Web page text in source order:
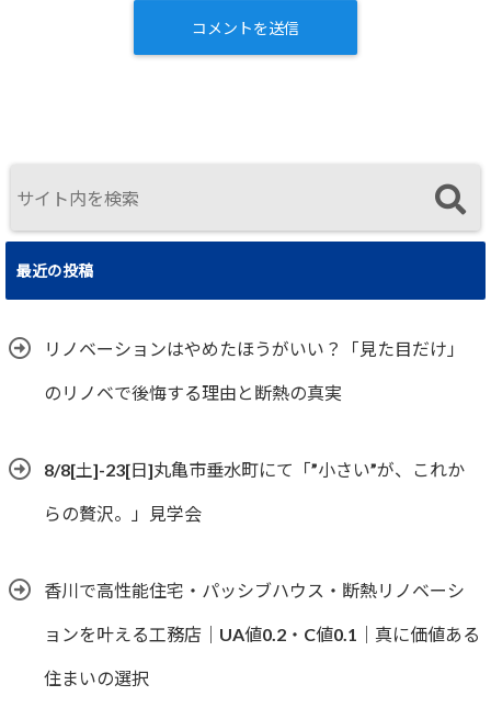
最近の投稿
リノベーションはやめたほうがいい？「見た目だけ」
のリノベで後悔する理由と断熱の真実
8/8[土]-23[日]丸亀市垂水町にて「”小さい”が、これか
らの贅沢。」見学会
香川で高性能住宅・パッシブハウス・断熱リノベーシ
ョンを叶える工務店｜UA値0.2・C値0.1｜真に価値ある
住まいの選択